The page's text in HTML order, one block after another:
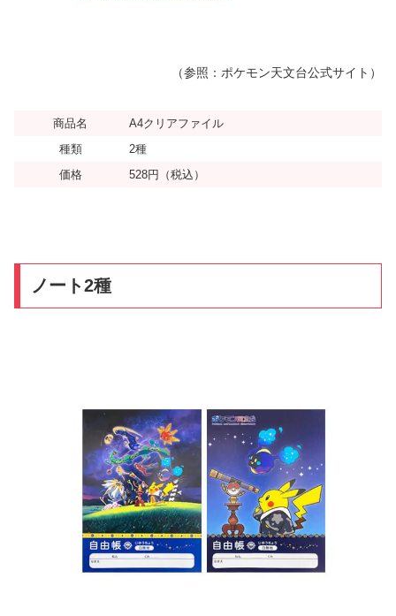
（参照：ポケモン天文台公式サイト）
商品名
A4クリアファイル
種類
2種
価格
528円（税込）
ノート2種